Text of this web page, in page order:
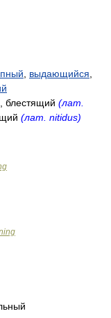
выдающийся
, блестящий (лат.
(лат. nitidus)